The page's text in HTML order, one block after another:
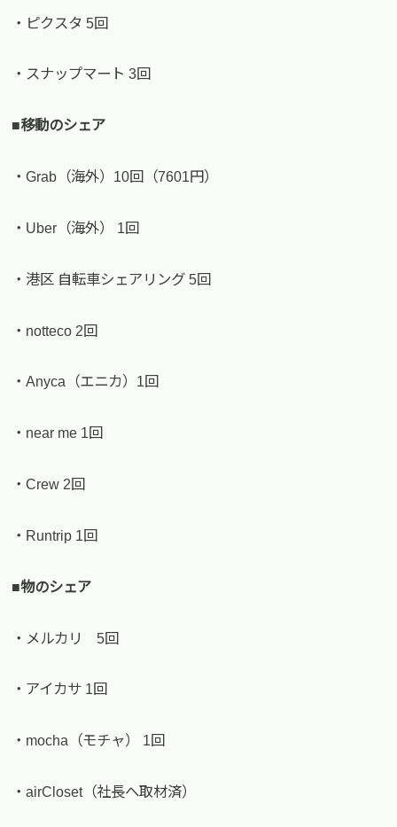
・ピクスタ 5回
・スナップマート 3回
■移動のシェア
・Grab（海外）10回（7601円）
・Uber（海外） 1回
・港区 自転車シェアリング 5回
・notteco 2回
・Anyca（エニカ）1回
・near me 1回
・Crew 2回
・Runtrip 1回
■物のシェア
・メルカリ 5回
・アイカサ 1回
・mocha（モチャ） 1回
・airCloset（社長へ取材済）